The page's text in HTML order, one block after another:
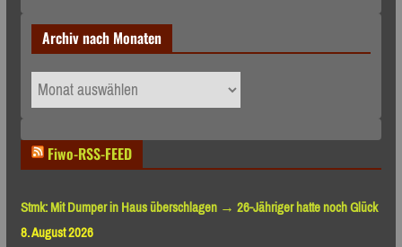
Archiv nach Monaten
Archiv
nach
Fiwo-RSS-FEED
Stmk: Mit Dumper in Haus überschlagen → 26-Jähriger hatte noch Glück
8. August 2026